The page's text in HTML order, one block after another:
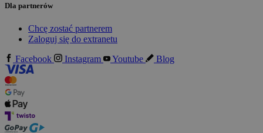
Dla partnerów
Chcę zostać partnerem
Zaloguj się do extranetu
Facebook
Instagram Youtube Blog